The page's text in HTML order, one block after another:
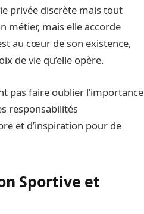
privée discrète mais tout
métier, mais elle accorde
au cœur de son existence,
de vie qu’elle opère.
pas faire oublier l’importance
responsabilités
et d’inspiration pour de
Sportive et